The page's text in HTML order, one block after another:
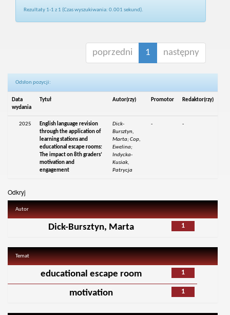
Rezultaty 1-1 z 1 (Czas wyszukiwania: 0.001 sekund).
poprzedni 1 następny
Odsłon pozycji:
Data
wydania
Tytuł Autor(rzy) Promotor Redaktor(rzy)
2025
English language revision
through the application of
learning stations and
educational escape rooms:
The impact on 8th graders’
motivation and
engagement
Dick-
Bursztyn,
Marta; Cop,
Ewelina;
Indycka-
Kusiak,
Patrycja
- -
Odkryj
Autor
1
Dick-Bursztyn, Marta
Temat
1
educational escape room
1
motivation